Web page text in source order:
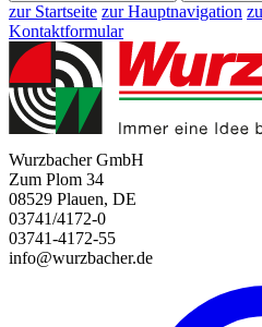
zur Startseite zur Hauptnavigation
Kontaktformular
Wurzbacher GmbH
Zum Plom 34
08529 Plauen, DE
03741/4172-0
03741-4172-55
info@wurzbacher.de